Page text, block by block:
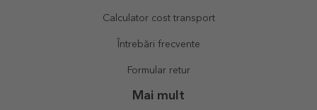
Calculator cost transport
Întrebări frecvente
Formular retur
Mai mult